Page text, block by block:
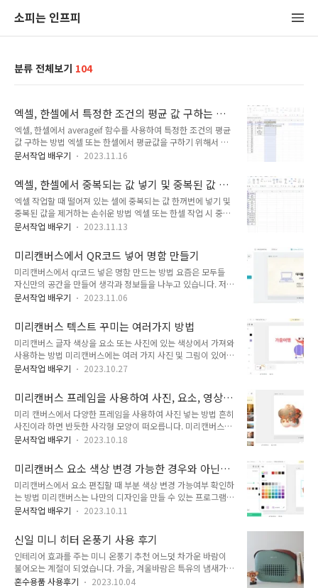
소피는 인프피
분류 전체보기 104
엑셀, 한셀에서 특정한 조건의 평균 값 구하는 방
법
엑셀, 한셀에서 averageif 함수를 사용하여 특정한 조건의 평균
값 구하는 방법 엑셀 또는 한셀에서 평균값을 구하기 위해서 함
수를 사용하는 방법을 익히 알고 있을 것입니다. "average"를
이 나오게 됩니다. 그런데 하나의 항목이 아닌 둘 이상의 항목이
있는 경우에 각각의 평균값을 구하려고 한다면 어려움이 따를 수
도 있습니다. 자격증 시험 점수로 예를 들어보겠습니다. 워드프
로세서 시험 항목 결과를 1급, 2급, 3급 개별로 표에 정리한 경우
평균 함수를 간단하게 사용하여 각각의 평균값을 낼 수 있습니
번에 들어가 있는 경우라면 각각의 급수를 선택하여 평균값을 내
야 합니다. ..
문서작업 배우기 2023.11.16
엑셀, 한셀에서 중복되는 값 넣기 및 중복된 값 제
거하는 방법
엑셀 작업할 때 떨어져 있는 셀에 중복되는 값 한꺼번에 넣기 및
중복된 값을 제거하는 손쉬운 방법 엑셀 또는 한셀 작업 시 중복
되는 값을 삽입해야 하는 경우가 종종 있습니다. 이런 경우에는
나타나는 셀포인터를 클릭한 후 아래로 끌어내리면 같은 값이 삽
입되는 것을 확인할 수 있습니다. 그런데 만약 중복되는 값이 모
여있는 것이 아니라 떨어져 있는 경우에는 셀포인터를 클릭한 후
끌어내리는 방법으로는 중복된 값을 일정하게 넣기에는 어려움
이 따를 것입니다. 예전에 셀이 떨어져 있는 곳에 중복되는 값을
습니다. 그런데 이 방법을 알고 난 후부터는 무작위로 셀을 선택
하여 한꺼번에 중복되는 값을..
문서작업 배우기 2023.11.13
미리캔버스에서 QR코드 넣어 명함 만들기
미리캔버스에서 qr코드 넣은 명함 만드는 방법 요즘은 모두들
자신만의 공간을 만들어 생각과 정보들을 나누고 있습니다. 저
또한 유튜브에 제 일상을 담아 올리며 블로그를 통하여 누군가에
신을 소개하기 위해서 sns 계정을 공유하는 방법도 좋은 방법 중
하나가 될 것 같습니다. 보통은 명함을 주고받습니다. 명함은 카
드 크기만 한 종이에 자신의 정보와 소개가 간략하게 들어가 있
습니다. 다만 몇 문장으로 자기 자신을 소개하기엔 부족하여 덧
붙이고 싶을 때가 많았습니다. 나 자신에 대해 또는 상대방에 대
공간에 qr코드를 넣어 더 알아갈 수 있는 방법을 알게 되었습니
다. 여백이 존재하는 곳에 ..
문서작업 배우기 2023.11.06
미리캔버스 텍스트 꾸미는 여러가지 방법
미리캔버스 글자 색상을 요소 또는 사진에 있는 색상에서 가져와
사용하는 방법 미리캔버스에는 여러 가지 사진 및 그림이 있어
원하는 주제로 다양한 결과물을 만들 수 있습니다. 사진과 요소
멋지게 꾸밀 수 있는 여러 가지 방법이 있습니다. 일부 문서 프로
그램에서 기본적으로 사용할 수 있는 글꼴, 글자크기, 진하기 뿐
만 아니라 글자의 불투명도 조절이 가능합니다. 그리고 글자 사
이 간격인 자간, 행간 또한 글자 하나의 폭, 길이까지 조절할 수
있는 장평 기능까지 있습니다. 게다가 사용하는 요소 및 사진의
트 기능을 활용한다면 완성도 높은 결과물을 만들 수 있습니다.
미리캔버스에서 텍스트를 ..
문서작업 배우기 2023.10.27
미리캔버스 프레임을 사용하여 사진, 요소, 영상
넣기
미리 캔버스에서 다양한 프레임을 사용하여 사진 넣는 방법 흔히
사진이라 하면 반듯한 사각형 모양이 떠오릅니다. 미리캔버스에
서 사진을 삽입하여 작업을 할 때 정형화된 모양이 아닌 다양한
포인트에서 도형 안에 사진을 넣는 방법과 비슷하다고 보면 되겠
습니다. 하지만 파워포인트와 달리 미리캔버스는 도형뿐 아니라
동물, 사람 모양 등 다양한 프레임을 검색하여 사용할 수 있습니
다. 또한 액자, 휴대폰 등과 같은 사물 모양의 프레임에 사진을
넣을 수 있습니다. 다양한 프레임이 있기 때문에 독창적인 결과
프레임에 넣어 색다르게 표현할 수 있습니다. 이렇게 다양한 프
레임들을 살펴볼 수 있도록 프레임..
문서작업 배우기 2023.10.18
미리캔버스 요소 색상 변경 가능한 경우와 아닌
경우 확인하기
미리캔버스에서 요소 편집할 때 부분 색상 변경 가능여부 확인하
는 방법 미리캔버스는 나만의 디자인을 만들 수 있는 프로그램으
로 별도의 설치 과정을 거칠 필요 없이 웹페이지에 들어가서 사
용할 수 있는 공간입니다. 주로 무료로 제공하고 있어 부담 없이
사용할 수 있다는 큰 장점이 있습니다. 미리캔버스에서 원하는
요소를 검색하여 크기, 색상 등을 변경하여 사용할 수 있으므로
정말 자기 자신만의 디자인을 완성할 수 있습니다. 먼저 미리캔
버스에 접속하여 회원가입을 하는데 5초 회원가입 버튼을 눌린
문서작업 배우기 2023.10.11
신일 미니 히터 온풍기 사용 후기
인테리어 효과를 주는 미니 온풍기 추천 어느덧 차가운 바람이
불어오는 계절이 되었습니다. 가을, 겨울바람은 특유의 냄새가
있습니다. 봄, 여름 때와는 다르게 온도가 낮아져서 그런지 확연
혼수용품 사용후기 2023.10.04